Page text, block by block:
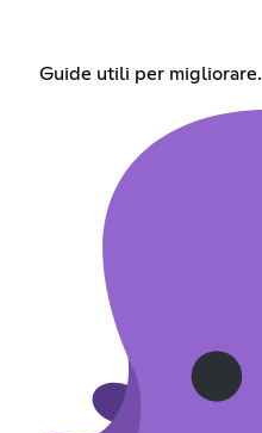
Guide utili per migliorare.